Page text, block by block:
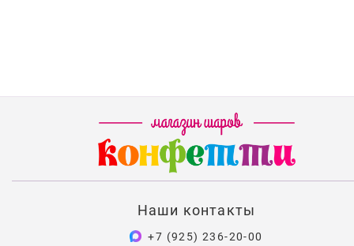
Наши контакты
+7 (925) 236-20-00